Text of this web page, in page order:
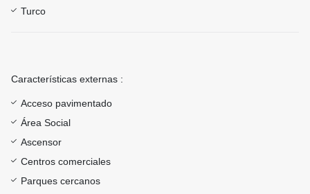
Turco
Características externas :
Acceso pavimentado
Área Social
Ascensor
Centros comerciales
Parques cercanos